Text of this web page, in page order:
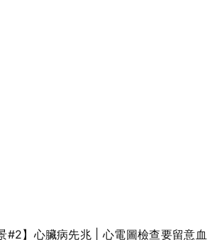
#2】心臟病先兆 | 心電圖檢查要留意血